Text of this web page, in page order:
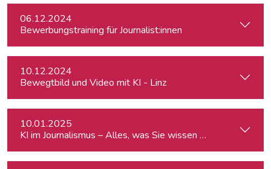
06.12.2024
Bewerbungstraining für Journalist:innen
10.12.2024
Bewegtbild und Video mit KI - Linz
10.01.2025
KI im Journalismus – Alles, was Sie wissen müssen